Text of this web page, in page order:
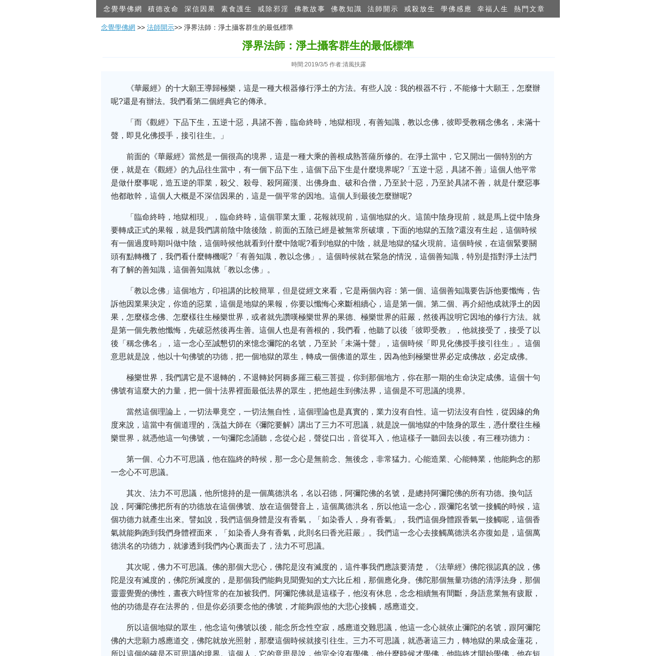
念覺學佛網 積德改命 深信因果 素食護生 戒除邪淫 佛教故事 佛教知識 法師開示 戒殺放生 學佛感應 幸福人生 熱門文章
念覺學佛網 >> 法師開示>> 淨界法師：淨土攝客群生的最低標準
淨界法師：淨土攝客群生的最低標準
時間:2019/3/5 作者:清風扶露
《華嚴經》的十大願王導歸極樂，這是一種大根器修行淨土的方法。有些人說：我的根器不行，不能修十大願王，怎麼辦
呢?還是有辦法。我們看第二個經典它的傳承。
「而《觀經》下品下生，五逆十惡，具諸不善，臨命終時，地獄相現，有善知識，教以念佛，彼即受教稱念佛名，未滿十
聲，即見化佛授手，接引往生。」
前面的《華嚴經》當然是一個很高的境界，這是一種大乘的善根成熟菩薩所修的。在淨土當中，它又開出一個特別的方
便，就是在《觀經》的九品往生當中，有一個下品下生，這個下品下生是什麼境界呢?「五逆十惡，具諸不善」這個人他平常
是做什麼事呢，造五逆的罪業，殺父、殺母、殺阿羅漢、出佛身血、破和合僧，乃至於十惡，乃至於具諸不善，就是什麼惡事
他都敢幹，這個人大概是不深信因果的，這是一個平常的因地。這個人到最後怎麼辦呢?
「臨命終時，地獄相現」，臨命終時，這個罪業太重，花報就現前，這個地獄的火。這箇中陰身現前，就是馬上從中陰身
要轉成正式的果報，就是我們講前陰中陰後陰，前面的五陰已經是被無常所破壞，下面的地獄的五陰?還沒有生起，這個時候
有一個過度時期叫做中陰，這個時候他就看到什麼中陰呢?看到地獄的中陰，就是地獄的猛火現前。這個時候，在這個緊要關
頭有點轉機了，我們看什麼轉機呢?「有善知識，教以念佛」。這個時候就在緊急的情況，這個善知識，特別是指對淨土法門
有了解的善知識，這個善知識就「教以念佛」。
「教以念佛」這個地方，印祖講的比較簡單，但是從經文來看，它是兩個內容：第一個、這個善知識要告訴他要懺悔，告
訴他因業果決定，你造的惡業，這個是地獄的果報，你要以懺悔心來斷相續心，這是第一個。第二個、再介紹他成就淨土的因
果，怎麼樣念佛、怎麼樣往生極樂世界，或者就先讚嘆極樂世界的果德、極樂世界的莊嚴，然後再說明它因地的修行方法。就
是第一個先教他懺悔，先破惡然後再生善。這個人也是有善根的，我們看，他聽了以後「彼即受教」，他就接受了，接受了以
後「稱念佛名」，這一念心至誠懇切的來憶念彌陀的名號，乃至於「未滿十聲」，這個時候「即見化佛授手接引往生」。這個
意思就是說，他以十句佛號的功德，把一個地獄的眾生，轉成一個佛道的眾生，因為他到極樂世界必定成佛故，必定成佛。
極樂世界，我們講它是不退轉的，不退轉於阿耨多羅三藐三菩提，你到那個地方，你在那一期的生命決定成佛。這個十句
佛號有這麼大的力量，把一個十法界裡面最低法界的眾生，把他超生到佛法界，這個是不可思議的境界。
當然這個理論上，一切法畢竟空，一切法無自性，這個理論也是真實的，業力沒有自性。這一切法沒有自性，從因緣的角
度來說，這當中有個道理的，蕅益大師在《彌陀要解》講出了三力不可思議，就是說一個地獄的中陰身的眾生，憑什麼往生極
樂世界，就憑他這一句佛號，一句彌陀念誦聽，念從心起，聲從口出，音從耳入，他這樣子一聽回去以後，有三種功德力：
第一個、心力不可思議，他在臨終的時候，那一念心是無前念、無後念，非常猛力。心能造業、心能轉業，他能夠念的那
一念心不可思議。
其次、法力不可思議，他所憶持的是一個萬德洪名，名以召德，阿彌陀佛的名號，是總持阿彌陀佛的所有功德。換句話
說，阿彌陀佛把所有的功德放在這個佛號、放在這個聲音上，這個萬德洪名，所以他這一念心，跟彌陀名號一接觸的時候，這
個功德力就產生出來。譬如說，我們這個身體是沒有香氣，「如染香人，身有香氣」，我們這個身體跟香氣一接觸呢，這個香
氣就能夠跑到我們身體裡面來，「如染香人身有香氣，此則名曰香光莊嚴」。我們這一念心去接觸萬德洪名亦復如是，這個萬
德洪名的功德力，就滲透到我們內心裏面去了，法力不可思議。
其次呢，佛力不可思議。佛的那個大悲心，佛陀是沒有滅度的，這件事我們應該要清楚，《法華經》佛陀很認真的說，佛
陀是沒有滅度的，佛陀所滅度的，是那個我們能夠見聞覺知的丈六比丘相，那個應化身。佛陀那個無量功德的清淨法身，那個
靈靈覺覺的佛性，晝夜六時恆常的在加被我們。阿彌陀佛就是這樣子，他沒有休息，念念相續無有間斷，身語意業無有疲厭，
他的功德是存在法界的，但是你必須要念他的佛號，才能夠跟他的大悲心接觸，感應道交。
所以這個地獄的眾生，他念這句佛號以後，能念所念性空寂，感應道交難思議，他這一念心就依止彌陀的名號，跟阿彌陀
佛的大悲願力感應道交，佛陀就放光照射，那麼這個時候就接引往生。三力不可思議，就憑著這三力，轉地獄的果成金蓮花，
所以這個的確是不可思議的境界。這個人，它的意思是說，他完全沒有學佛，他什麼時候才學佛，他臨終才開始學佛，他在短